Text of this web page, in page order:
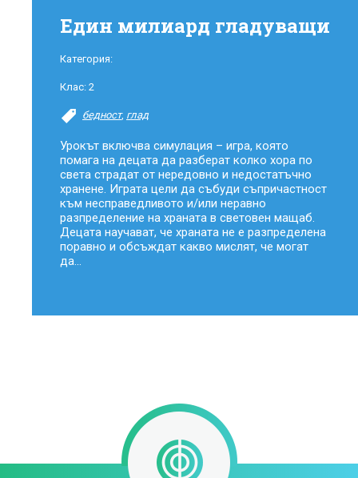
Един милиард гладуващи
Категория:
Клас: 2
бедност, глад
Урокът включва симулация – игра, която
помага на децата да разберат колко хора по
света страдат от нередовно и недостатъчно
хранене. Играта цели да събуди съпричастност
към несправедливото и/или неравно
разпределение на храната в световен мащаб.
Децата научават, че храната не е разпределена
поравно и обсъждат какво мислят, че могат
да...